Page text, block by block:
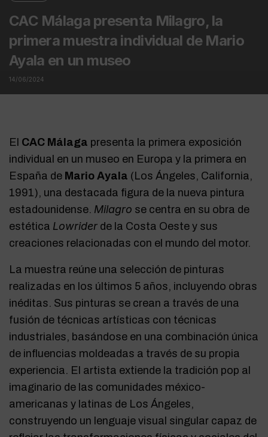
CAC Málaga presenta Milagro, la
primera muestra individual de Mario
Ayala en un museo
14/06/2024
El CAC Málaga presenta la primera exposición
individual en un museo en Europa y la primera en
España de Mario Ayala (Los Ángeles, California,
1991), una destacada figura de la nueva pintura
estadounidense. Milagro se centra en su obra de
estética Lowrider de la Costa Oeste y sus
creaciones relacionadas con el mundo del motor.
La muestra reúne una selección de pinturas
realizadas en los últimos 5 años, incluyendo obras
inéditas. Sus pinturas se crean a través de una
fusión de técnicas artísticas con técnicas
industriales, basándose en una combinación única
de influencias moldeadas a través de su propia
experiencia. El artista extiende la tradición pop al
imaginario de las comunidades méxico-
americanas y latinas de Los Ángeles,
construyendo un lenguaje visual singular capaz de